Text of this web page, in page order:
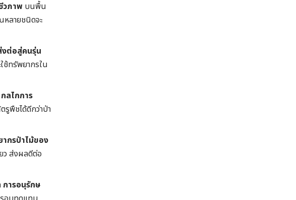
วภาพ บนพื้น
ลายชนิดจะ
งต่อสู่คนรุ่น
ทรัพยากรใน
กลไกการ
รูพืชได้ดีกว่าป่า
กรป่าไม้ของ
ว ส่งผลดีต่อ
การอนุรักษ